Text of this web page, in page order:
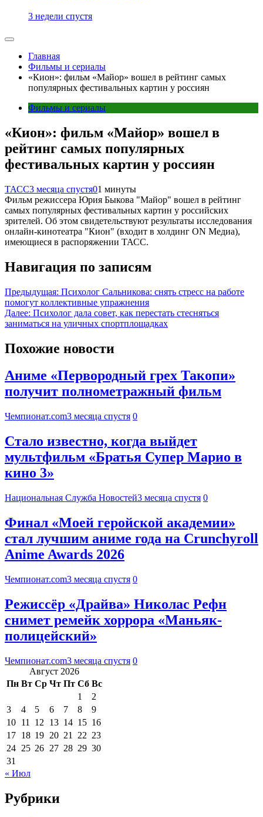
3 недели спустя
Главная
Фильмы и сериалы
«Кион»: фильм «Майор» вошел в рейтинг самых
популярных фестивальных картин у россиян
Фильмы и сериалы
«Кион»: фильм «Майор» вошел в
рейтинг самых популярных
фестивальных картин у россиян
ТАСС3 месяца спустя01 минуты
Фильм режиссера Юрия Быкова "Майор" вошел в рейтинг
самых популярных фестивальных картин у российских
зрителей. Об этом свидетельствуют результаты исследования
онлайн-кинотеатра "Кион" (входит в холдинг ON Медиа),
имеющиеся в распоряжении ТАСС.
Навигация по записям
Предыдущая: Психолог Сальникова: снять стресс на работе
помогут коллективные упражнения
Далее: Психолог дала совет, как перестать стесняться
заниматься на уличных спортплощадках
Похожие новости
Аниме «Первородный грех Такопи»
получит полнометражный фильм
Чемпионат.com3 месяца спустя 0
Стало известно, когда выйдет
мультфильм «Братья Супер Марио в
кино 3»
Национальная Служба Новостей3 месяца спустя 0
Финал «Моей геройской академии»
стал лучшим аниме года на Crunchyroll
Anime Awards 2026
Чемпионат.com3 месяца спустя 0
Режиссёр «Драйва» Николас Рефн
снимет ремейк хоррора «Маньяк-
полицейский»
Чемпионат.com3 месяца спустя 0
Август 2026
Пн Вт Ср Чт Пт Сб Вс
1
2
3
4 5 6 7 8
9
10 11 12 13 14 15 16
17 18 19 20 21 22 23
24 25 26 27 28 29 30
31
« Июл
Рубрики